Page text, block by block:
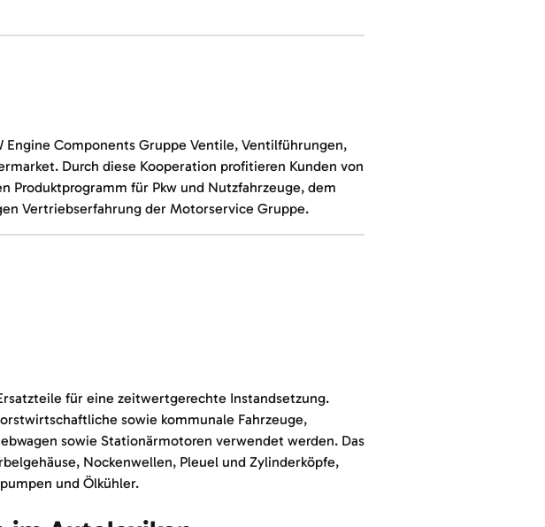
Components Gruppe Ventile, Ventilführungen,
Durch diese Kooperation profitieren Kunden von
Produktprogramm für Pkw und Nutzfahrzeuge, dem
Vertriebserfahrung der Motorservice Gruppe.
für eine zeitwertgerechte Instandsetzung.
sowie kommunale Fahrzeuge,
sowie Stationärmotoren verwendet werden. Das
Nockenwellen, Pleuel und Zylinderköpfe,
und Ölkühler.